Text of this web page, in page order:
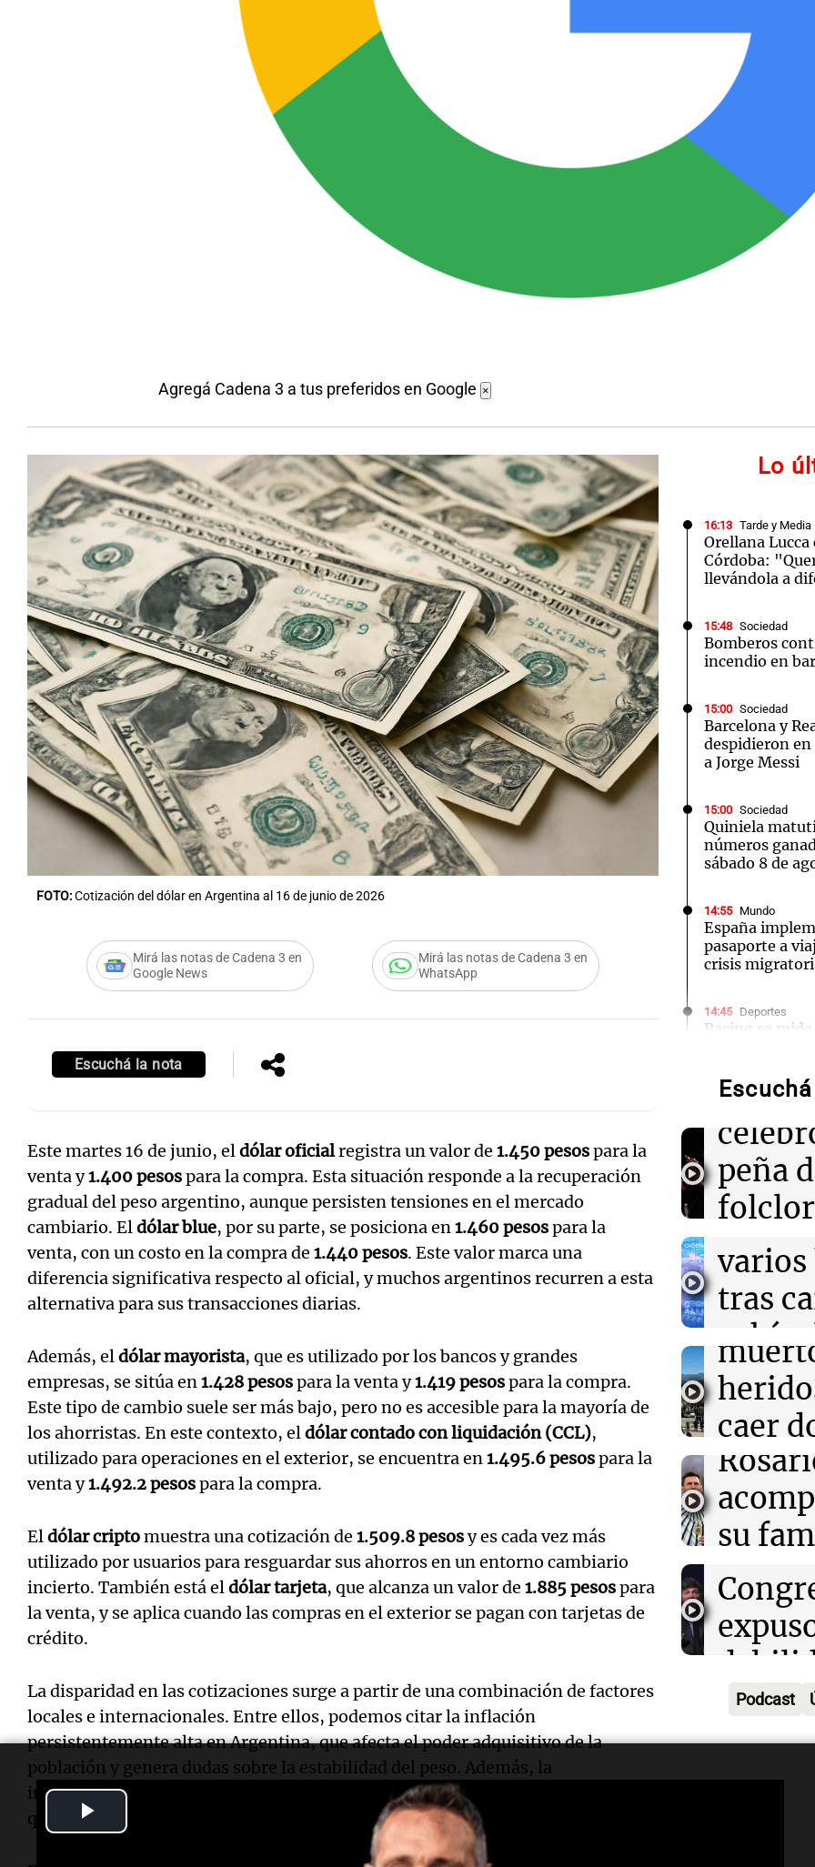
Agregá Cadena 3 a tus preferidos en Google ×
FOTO:Cotización del dólar en Argentina al 16 de junio de 2026
Mirá las notas de Cadena 3 en
Google News
Mirá las notas de Cadena 3 en
WhatsApp
Escuchá la nota
Este martes 16 de junio, eldólar oficialregistra un valor de 1.450 pesospara la
venta y1.400 pesospara la compra. Esta situación responde a la recuperación
gradual del peso argentino, aunque persisten tensiones en el mercado
cambiario. Eldólar blue, por su parte, se posiciona en1.460 pesospara la
venta, con un costo en la compra de 1.440 pesos. Este valor marca una
diferencia significativa respecto al oficial, y muchos argentinos recurren a esta
alternativa para sus transacciones diarias.
Además, eldólar mayorista, que es utilizado por los bancos y grandes
empresas, se sitúa en1.428 pesospara la venta y1.419 pesospara la compra.
Este tipo de cambio suele ser más bajo, pero no es accesible para la mayoría de
los ahorristas. En este contexto, eldólar contado con liquidación (CCL),
utilizado para operaciones en el exterior, se encuentra en1.495.6 pesospara la
venta y1.492.2 pesospara la compra.
Eldólar criptomuestra una cotización de 1.509.8 pesosy es cada vez más
utilizado por usuarios para resguardar sus ahorros en un entorno cambiario
incierto. También está eldólar tarjeta, que alcanza un valor de 1.885 pesospara
la venta, y se aplica cuando las compras en el exterior se pagan con tarjetas de
crédito.
La disparidad en las cotizaciones surge a partir de una combinación de factores
locales e internacionales. Entre ellos, podemos citar la inflación
persistentemente alta en Argentina, que afecta el poder adquisitivo de la
población y genera dudas sobre la estabilidad del peso. Además, la
incertidumbre política y económica impacta en la confianza del inversor, lo
que lleva a un mayor interés por el
dólar blue.
Lo
16:13 Tarde y Media
Orellana Lucca
Córdoba:
llevándola a
15:48 Sociedad
Bomberos
incendio en
15:00 Sociedad
Barcelona y
despidieron en
a Jorge Messi
15:00 Sociedad
Quiniela
números
sábado 8 de
14:55 Mundo
España
pasaporte a
crisis
14:45 Deportes
Racing se
Controles
para viajeros
sanciones de
14:23 Una mañana
metros del río
hasta 800
jornada
Matías
"Tres
hacerle
regresó"
peña
Tarde y
Episodios
varios
tras
desde
Panorama
Episodios
Audio.
caer
desde
Una
Episodios
Audio.
noche
su
la
papá
Una
Episodios
Audio.
revés
del
Audio.
una
Audio.
"Tres
Podcast